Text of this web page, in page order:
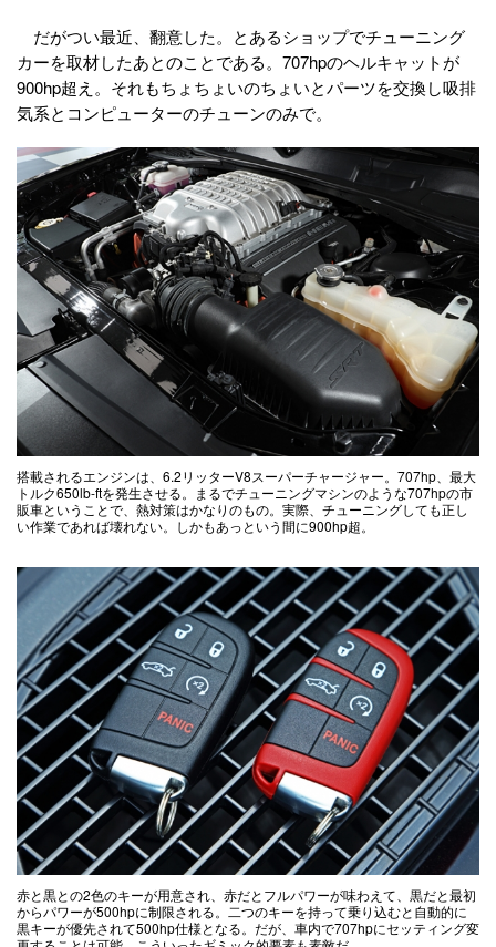
だがつい最近、翻意した。とあるショップでチューニング
カーを取材したあとのことである。707hpのヘルキャットが
900hp超え。それもちょちょいのちょいとパーツを交換し吸排
気系とコンピューターのチューンのみで。
搭載されるエンジンは、6.2リッターV8スーパーチャージャー。707hp、最大
トルク650lb-ftを発生させる。まるでチューニングマシンのような707hpの市
販車ということで、熱対策はかなりのもの。実際、チューニングしても正し
い作業であれば壊れない。しかもあっという間に900hp超。
赤と黒との2色のキーが用意され、赤だとフルパワーが味わえて、黒だと最初
からパワーが500hpに制限される。二つのキーを持って乗り込むと自動的に
黒キーが優先されて500hp仕様となる。だが、車内で707hpにセッティング変